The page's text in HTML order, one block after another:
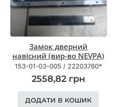
Замок дверний
навісний (вир-во NEVPA)
153-01-03-005 / 22203760*
2558,82 грн
ДОДАТИ В КОШИК